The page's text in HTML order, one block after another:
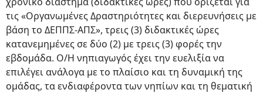
τις «Οργανωμένες Δραστηριότητες και διερευνήσεις με
βάση το ΔΕΠΠΣ-ΑΠΣ», τρεις (3) διδακτικές ώρες
κατανεμημένες σε δύο (2) με τρεις (3) φορές την
εβδομάδα. Ο/Η νηπιαγωγός έχει την ευελιξία να
επιλέγει ανάλογα με το πλαίσιο και τη δυναμική της
ομάδας, τα ενδιαφέροντα των νηπίων και τη θεματική